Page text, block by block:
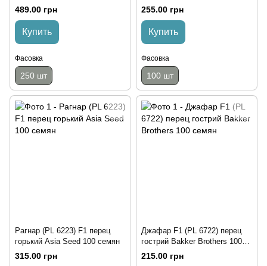
489.00 грн
Купить
Фасовка
250 шт
255.00 грн
Купить
Фасовка
100 шт
Рагнар (PL 6223) F1 перец
горький Asia Seed 100 семян
315.00 грн
Джафар F1 (PL 6722) перец
гострий Bakker Brothers 100
семян
215.00 грн